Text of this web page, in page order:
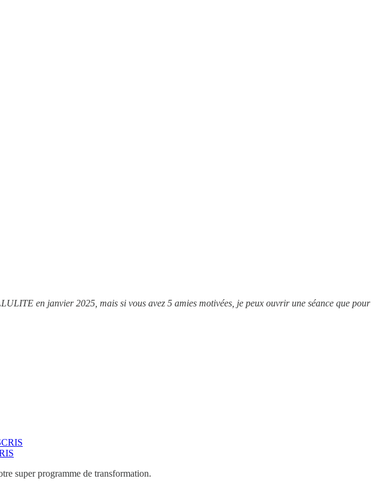
en janvier 2025, mais si vous avez 5 amies motivées, je peux ouvrir une séance que pour
super programme de transformation.